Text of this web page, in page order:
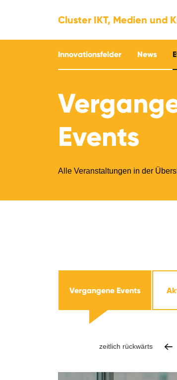
Cluster IKT, Medien und
Innovationsfelder News
Events
Alle Veranstaltungen in der
Vergangene Events
zeitlich rückwärts